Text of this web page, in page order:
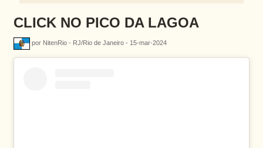
CLICK NO PICO DA LAGOA
por NitenRio - RJ/Rio de Janeiro - 15-mar-2024